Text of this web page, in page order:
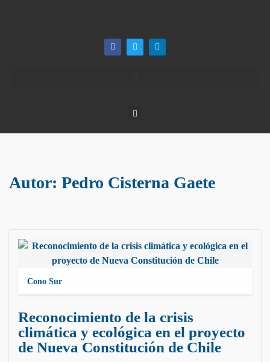
Autor: Pedro Cisterna Gaete
Cono Sur
Reconocimiento de la crisis
climática y ecológica en el proyecto
de Nueva Constitución de Chile